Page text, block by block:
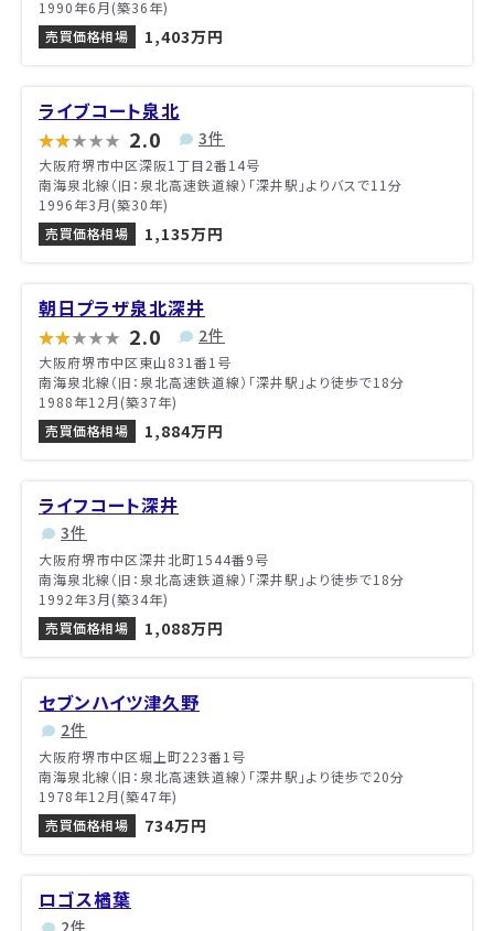
1990年6月(築36年)
売買価格相場
1,403万円
ライブコート泉北
2.0 3件
大阪府堺市中区深阪1丁目2番14号
南海泉北線（旧：泉北高速鉄道線）「深井駅」よりバスで11分
1996年3月(築30年)
売買価格相場
1,135万円
朝日プラザ泉北深井
2.0 2件
大阪府堺市中区東山831番1号
南海泉北線（旧：泉北高速鉄道線）「深井駅」より徒歩で18分
1988年12月(築37年)
売買価格相場
1,884万円
ライフコート深井
3件
大阪府堺市中区深井北町1544番9号
南海泉北線（旧：泉北高速鉄道線）「深井駅」より徒歩で18分
1992年3月(築34年)
売買価格相場
1,088万円
セブンハイツ津久野
2件
大阪府堺市中区堀上町223番1号
南海泉北線（旧：泉北高速鉄道線）「深井駅」より徒歩で20分
1978年12月(築47年)
売買価格相場
734万円
ロゴス楢葉
2件